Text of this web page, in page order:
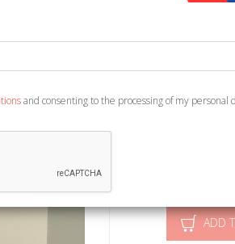
Category:
Testo
ADD
and consenting to the processing of my personal